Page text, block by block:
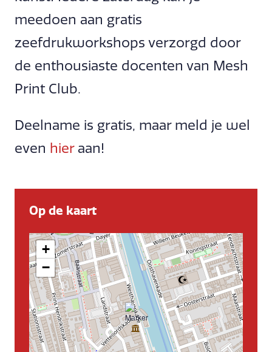
meedoen aan gratis
zeefdrukworkshops verzorgd door
de enthousiaste docenten van Mesh
Print Club.
Deelname is gratis, maar meld je wel
even hieraan!
Op de kaart
+
−